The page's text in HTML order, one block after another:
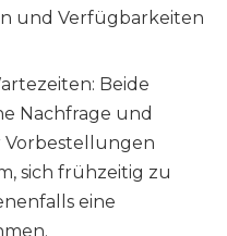
und Verfügbarkeiten
Beide
Nachfrage und
Vorbestellungen
sich frühzeitig zu
eine